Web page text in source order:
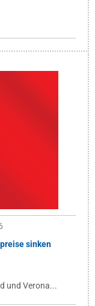
sinken
und Verona...